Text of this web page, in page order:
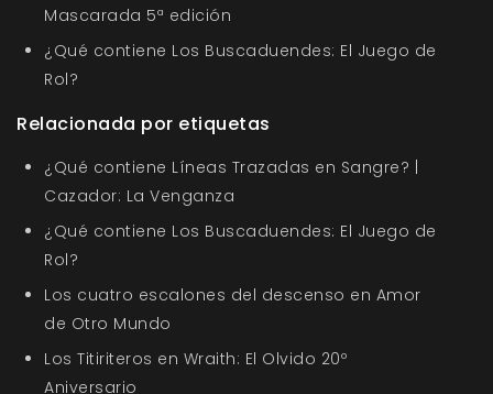
Mascarada 5ª edición
¿Qué contiene Los Buscaduendes: El Juego de
Rol?
Relacionada por etiquetas
¿Qué contiene Líneas Trazadas en Sangre? |
Cazador: La Venganza
¿Qué contiene Los Buscaduendes: El Juego de
Rol?
Los cuatro escalones del descenso en Amor
de Otro Mundo
Los Titiriteros en Wraith: El Olvido 20º
Aniversario